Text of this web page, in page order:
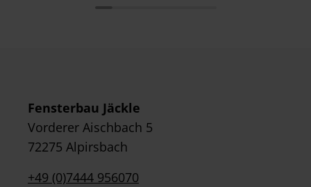
Fensterbau Jäckle
Vorderer Aischbach 5
72275 Alpirsbach
+49 (0)7444 956070